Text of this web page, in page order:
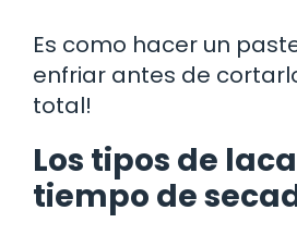
Es como hacer un
enfriar antes de
total!
Los tipos de
tiempo de